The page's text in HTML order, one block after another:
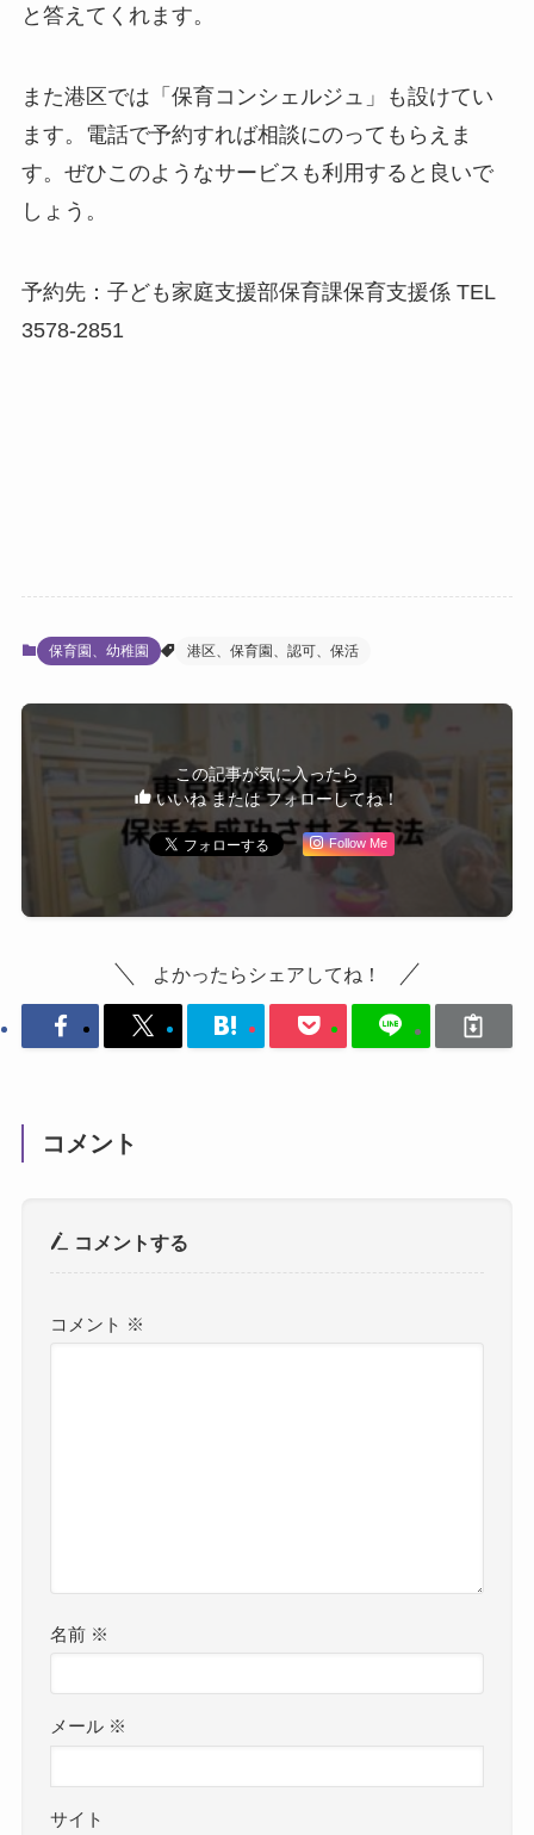
と答えてくれます。
また港区では「保育コンシェルジュ」も設けてい
ます。電話で予約すれば相談にのってもらえま
す。ぜひこのようなサービスも利用すると良いで
しょう。
予約先：子ども家庭支援部保育課保育支援係 TEL
3578-2851
保育園、幼稚園 港区、保育園、認可、保活
この記事が気に入ったら
いいね または フォローしてね！
Follow Me
よかったらシェアしてね！
コメント
コメントする
コメント ※
名前 ※
メール ※
サイト